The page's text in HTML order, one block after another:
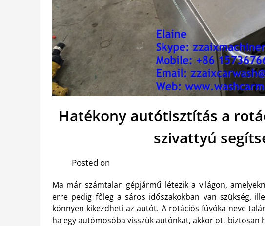
Hatékony autótisztítás a
szivattyú
Posted on
Ma már számtalan gépjármű létezik a világon,
erre pedig főleg a sáros időszakokban van szükség,
könnyen kikezdheti az autót. A rotációs fúvóka neve
ha egy autómosóba visszük autónkat, akkor ott biztosan